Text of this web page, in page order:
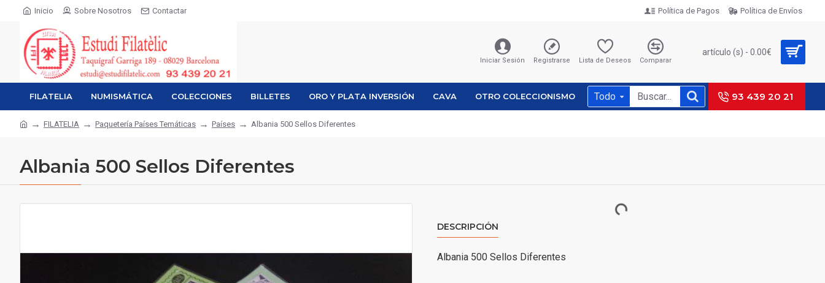
Inicio Sobre Nosotros Contactar Política de Pagos Política de Envíos
Iniciar Sesión Registrarse Lista de Deseos Comparar
artículo (s) - 0.00€
FILATELIA NUMISMÁTICA COLECCIONES BILLETES ORO Y PLATA INVERSIÓN CAVA OTRO COLECCIONISMO Todo 93 439 20 21
FILATELIA Paquetería Países Temáticas Países Albania 500 Sellos Diferentes
Albania 500 Sellos Diferentes
DESCRIPCIÓN
Albania 500 Sellos Diferentes